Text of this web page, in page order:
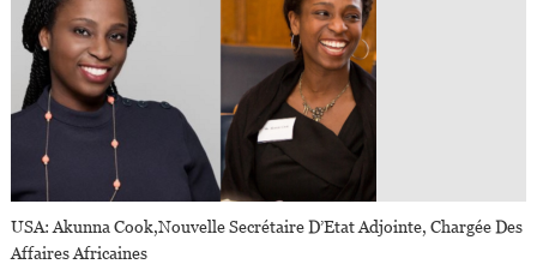
USA: Akunna Cook,nouvelle Secrétaire D’Etat Adjointe, Chargée Des
Affaires Africaines